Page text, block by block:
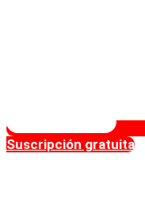
Suscripción gratuita